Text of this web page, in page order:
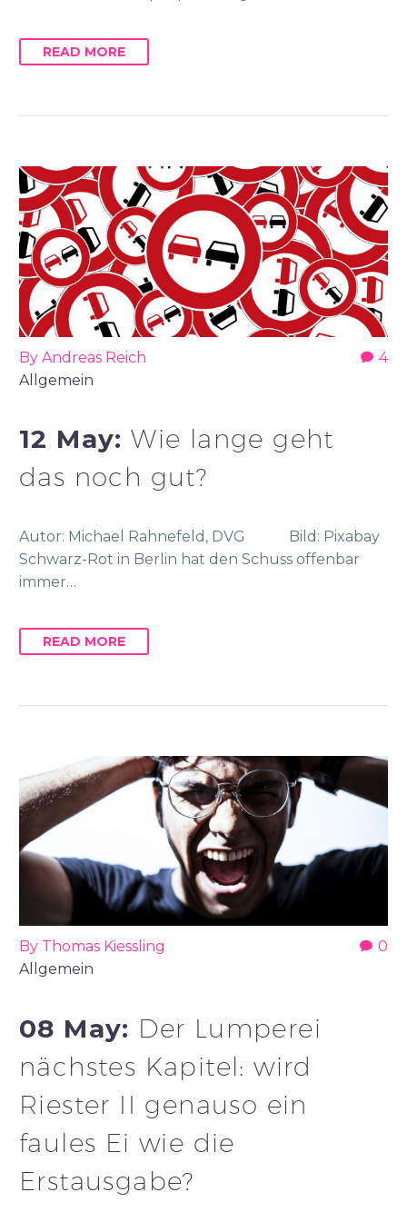
READ MORE
4
By Andreas Reich
Allgemein
12 May:Wie lange geht
das noch gut?
Autor: Michael Rahnefeld, DVG Bild: Pixabay
Schwarz-Rot in Berlin hat den Schuss offenbar
immer…
READ MORE
0
By Thomas Kiessling
Allgemein
08 May: Der Lumperei
nächstes Kapitel: wird
Riester II genauso ein
faules Ei wie die
Erstausgabe?